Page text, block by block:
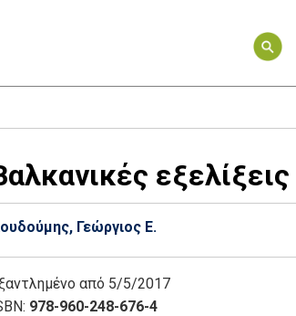
εξελίξεις
Γεώργιος Ε.
από 5/5/2017
978-960-248-676-4